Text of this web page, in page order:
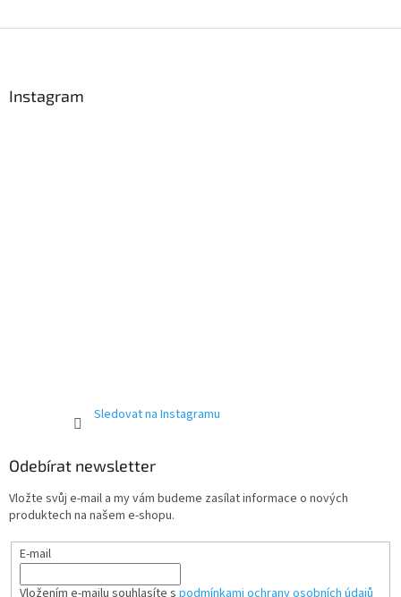
Instagram
Sledovat na Instagramu
Odebírat newsletter
Vložte svůj e-mail a my vám budeme zasílat informace o nových
produktech na našem e-shopu.
E-mail